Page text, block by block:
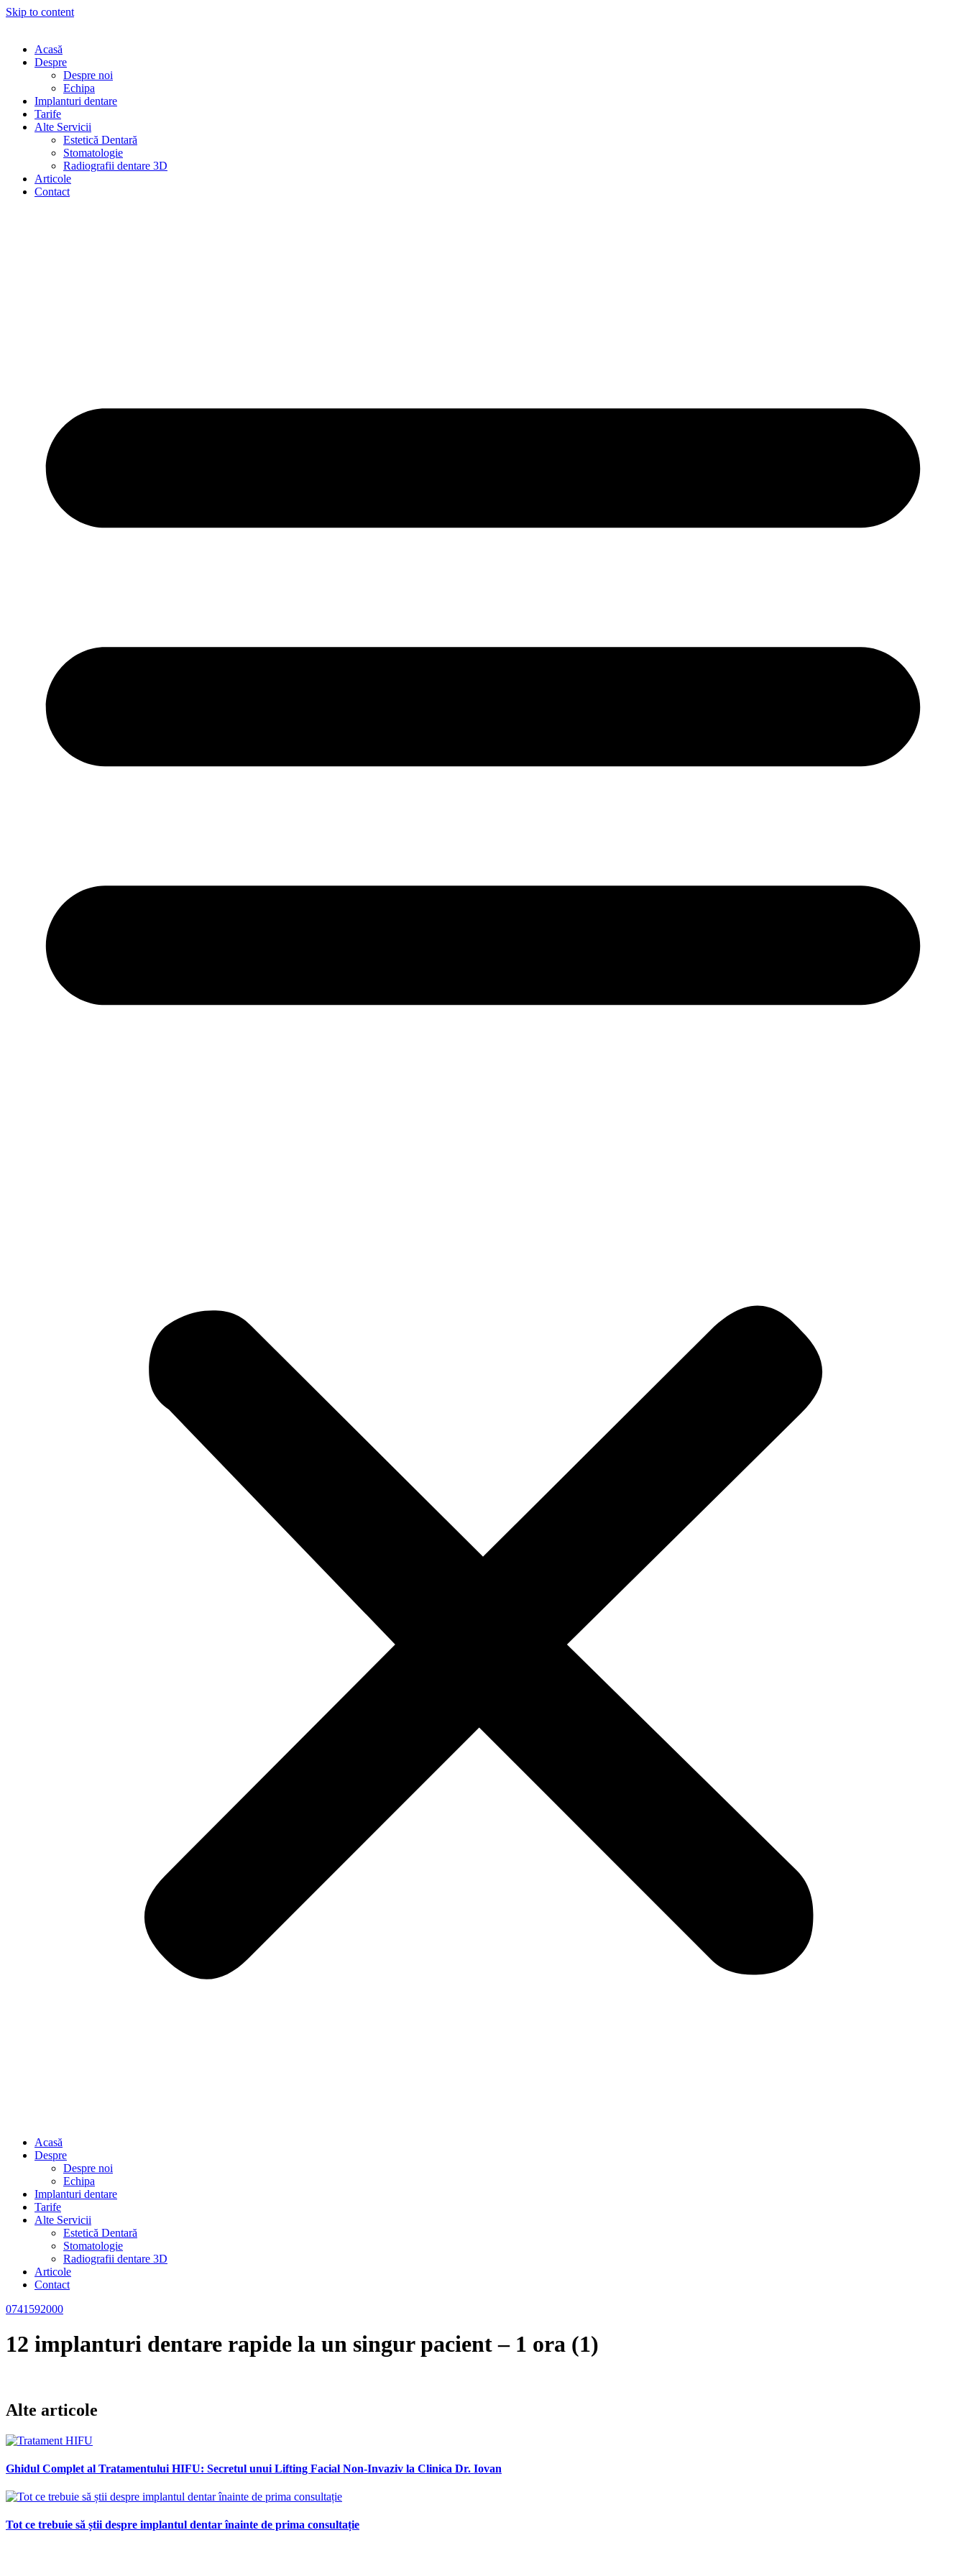
Skip to content
Acasă
Despre
Despre noi
Echipa
Implanturi dentare
Tarife
Alte Servicii
Estetică Dentară
Stomatologie
Radiografii dentare 3D
Articole
Contact
Acasă
Despre
Despre noi
Echipa
Implanturi dentare
Tarife
Alte Servicii
Estetică Dentară
Stomatologie
Radiografii dentare 3D
Articole
Contact
0741592000
12 implanturi dentare rapide la un singur pacient – 1 ora (1)
Alte articole
Ghidul Complet al Tratamentului HIFU: Secretul unui Lifting Facial Non-Invaziv la Clinica Dr. Iovan
Tot ce trebuie să știi despre implantul dentar înainte de prima consultație